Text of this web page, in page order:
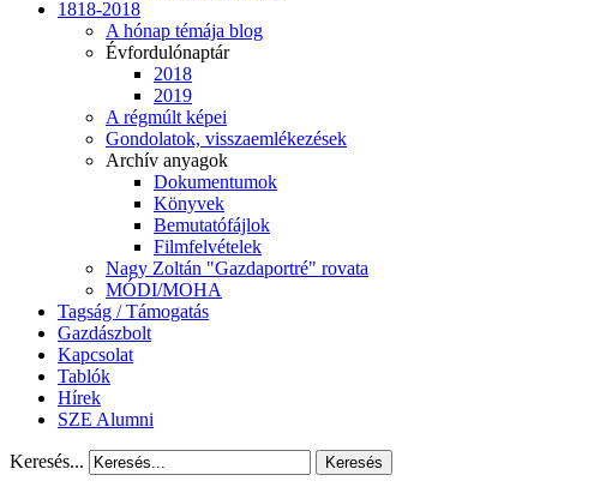
1818-2018
A hónap témája blog
Évfordulónaptár
2018
2019
A régmúlt képei
Gondolatok, visszaemlékezések
Archív anyagok
Dokumentumok
Könyvek
Bemutatófájlok
Filmfelvételek
Nagy Zoltán "Gazdaportré" rovata
MÓDI/MOHA
Tagság / Támogatás
Gazdászbolt
Kapcsolat
Tablók
Hírek
SZE Alumni
Keresés... Keresés